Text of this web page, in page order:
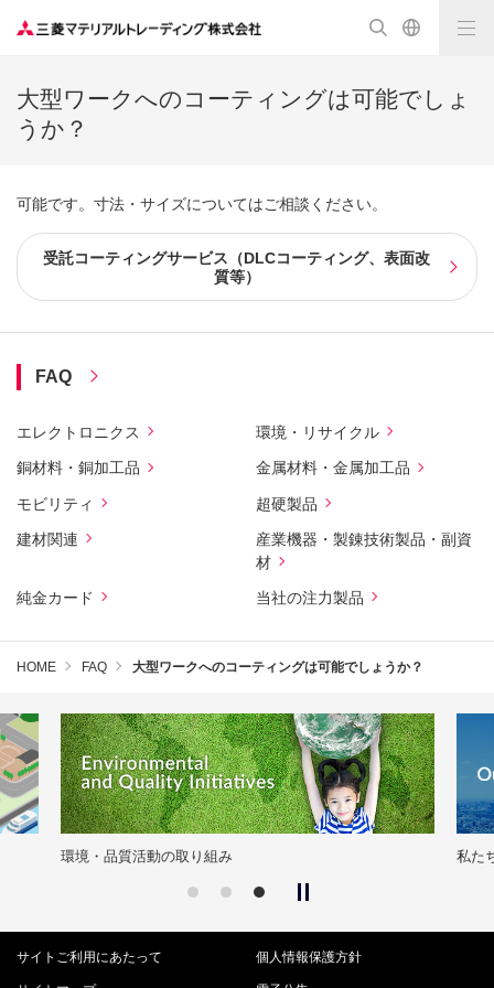
大型ワークへのコーティングは可能でしょ
うか？
可能です。寸法・サイズについてはご相談ください。
受託コーティングサービス（DLCコーティング、表面改
質等）
FAQ
エレクトロニクス 環境・リサイクル
銅材料・銅加工品 金属材料・金属加工品
モビリティ 超硬製品
建材関連
産業機器・製錬技術製品・副資
材
純金カード 当社の注力製品
HOME FAQ 大型ワークへのコーティングは可能でしょうか？
環境・品質活動の取り組み 私た
サイトご利用にあたって 個人情報保護方針